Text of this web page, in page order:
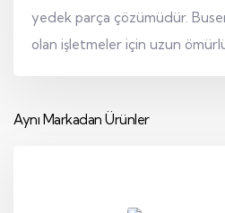
yedek parça çözümüdür.
olan işletmeler için uzun
Aynı Markadan Ürünler